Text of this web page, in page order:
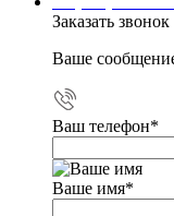
Заказать звонок
Ваше
Ваш телефон*
Ваше имя*